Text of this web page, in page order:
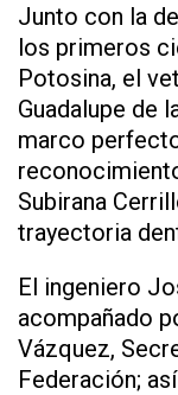
Junto con la
los primeros
Potosina, el
Guadalupe de
marco
Subirana
trayectoria
El ingeniero
acompañado
Vázquez,
Federación;